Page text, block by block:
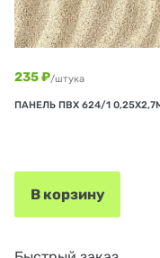
235 ₽/штука
ПАНЕЛЬ ПВХ 624/1
В корзину